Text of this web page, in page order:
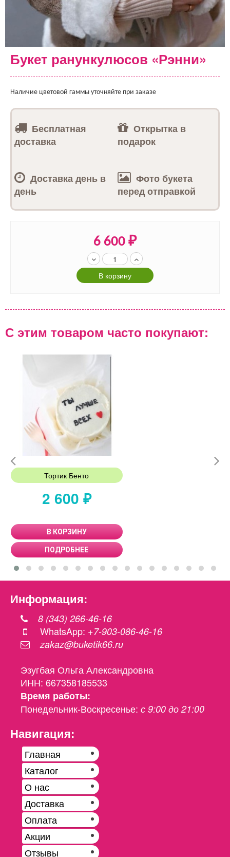
Букет ранункулюсов «Рэнни»
Наличие цветовой гаммы уточняйте при заказе
Бесплатная
доставка
Открытка в
подарок
Доставка день в
день
Фото букета
перед отправкой
6 600 ₽
В корзину
С этим товаром часто покупают:
Тортик Бенто
2 600 ₽
В КОРЗИНУ
ПОДРОБНЕЕ
Информация:
8 (343) 266-46-16
WhatsApp: +7-903-086-46-16
zakaz@buketik66.ru
Эзугбая Ольга Александровна
ИНН: 667358185533
Время работы:
Понедельник-Воскресенье: с 9:00 до 21:00
Навигация:
Главная
Каталог
О нас
Доставка
Оплата
Акции
Отзывы